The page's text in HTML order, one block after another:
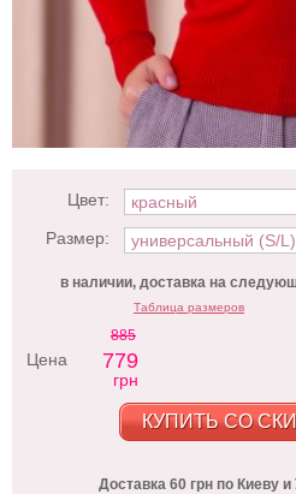
Цвет:
Размер:
в наличии, доставка на
Таблица размеров
Цена
885
779
грн
КУПИТЬ СО
Доставка 60 грн по Киеву и